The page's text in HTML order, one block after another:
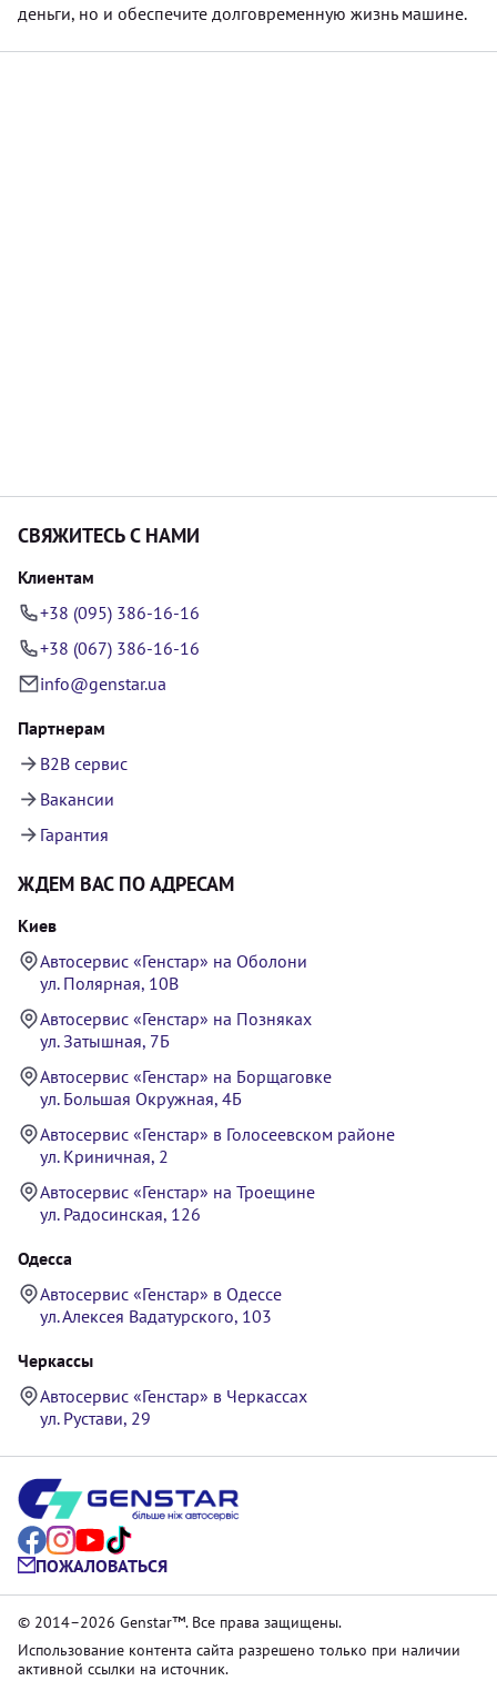
деньги, но и обеспечите долговременную жизнь машине.
СВЯЖИТЕСЬ С НАМИ
Клиентам
+38 (095) 386-16-16
+38 (067) 386-16-16
info@genstar.ua
Партнерам
B2B сервис
Вакансии
Гарантия
ЖДЕМ ВАС ПО АДРЕСАМ
Киев
Автосервис «Генстар» на Оболони
ул. Полярная, 10В
Автосервис «Генстар» на Позняках
ул. Затышная, 7Б
Автосервис «Генстар» на Борщаговке
ул. Большая Окружная, 4Б
Автосервис «Генстар» в Голосеевском районе
ул. Криничная, 2
Автосервис «Генстар» на Троещине
ул. Радосинская, 126
Одесса
Автосервис «Генстар» в Одессе
ул. Алексея Вадатурского, 103
Черкассы
Автосервис «Генстар» в Черкассах
ул. Рустави, 29
ПОЖАЛОВАТЬСЯ
© 2014–2026 Genstar™. Все права защищены.
Использование контента сайта разрешено только при наличии
активной ссылки на источник.